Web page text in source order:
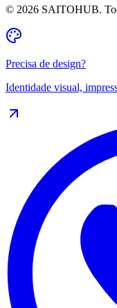
© 2026 SAITOHUB.
Precisa de design?
Identidade visual,